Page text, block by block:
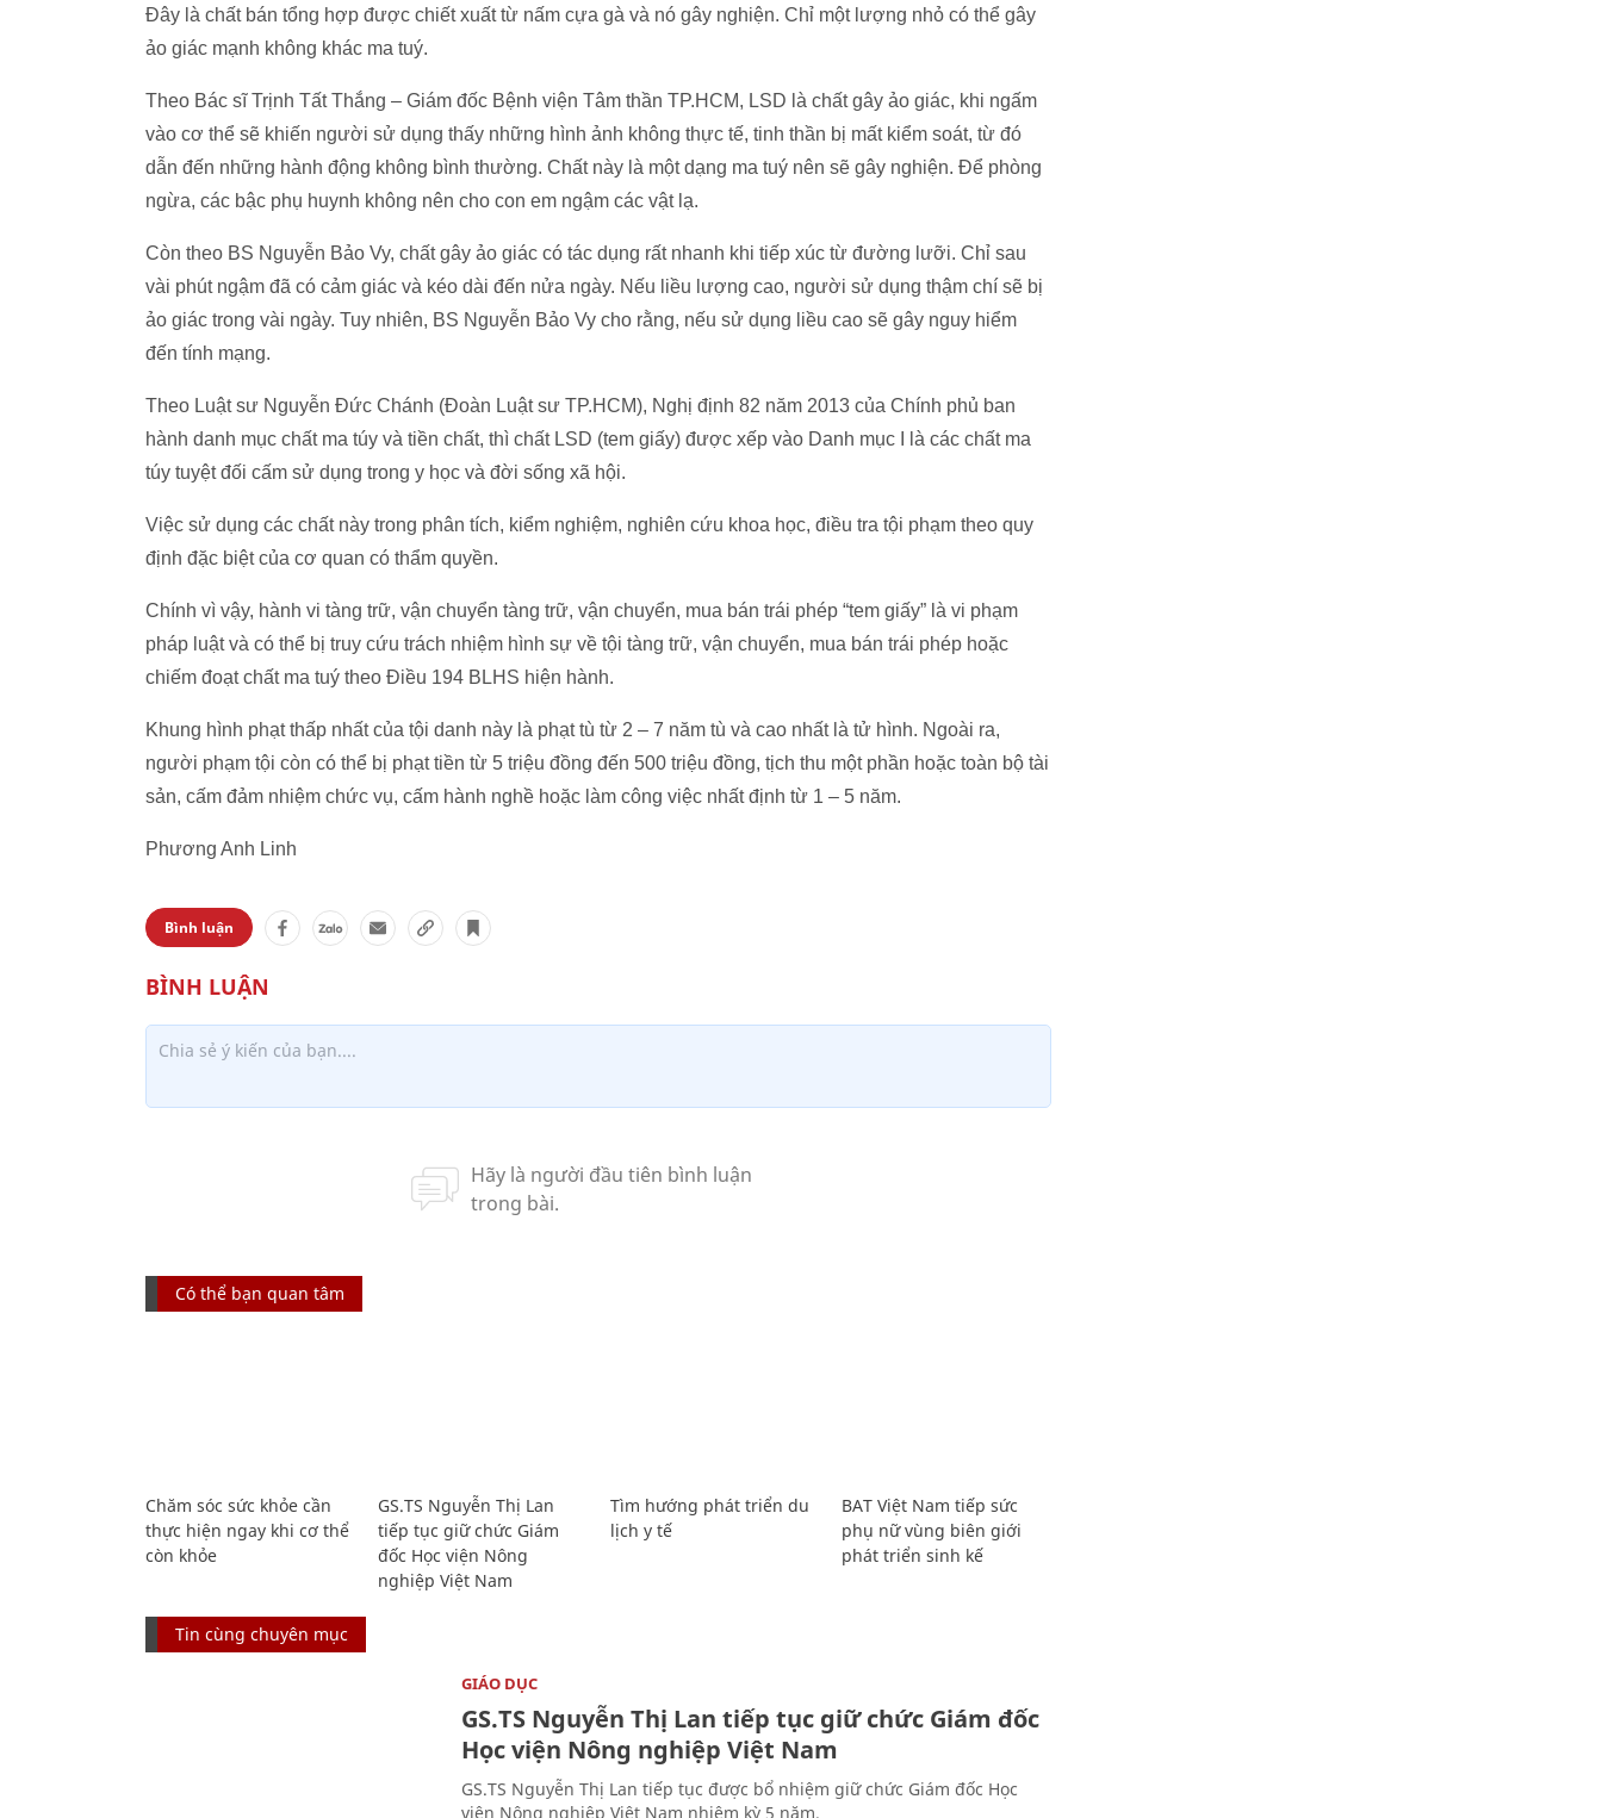
Đây là chất bán tổng hợp được chiết xuất từ nấm cựa gà và nó gây nghiện. Chỉ một lượng nhỏ có thể gây
ảo giác mạnh không khác ma tuý.
Theo Bác sĩ Trịnh Tất Thắng – Giám đốc Bệnh viện Tâm thần TP.HCM, LSD là chất gây ảo giác, khi ngấm
vào cơ thể sẽ khiến người sử dụng thấy những hình ảnh không thực tế, tinh thần bị mất kiểm soát, từ đó
dẫn đến những hành động không bình thường. Chất này là một dạng ma tuý nên sẽ gây nghiện. Để phòng
ngừa, các bậc phụ huynh không nên cho con em ngậm các vật lạ.
Còn theo BS Nguyễn Bảo Vy, chất gây ảo giác có tác dụng rất nhanh khi tiếp xúc từ đường lưỡi. Chỉ sau
vài phút ngậm đã có cảm giác và kéo dài đến nửa ngày. Nếu liều lượng cao, người sử dụng thậm chí sẽ bị
ảo giác trong vài ngày. Tuy nhiên, BS Nguyễn Bảo Vy cho rằng, nếu sử dụng liều cao sẽ gây nguy hiểm
đến tính mạng.
Theo Luật sư Nguyễn Đức Chánh (Đoàn Luật sư TP.HCM), Nghị định 82 năm 2013 của Chính phủ ban
hành danh mục chất ma túy và tiền chất, thì chất LSD (tem giấy) được xếp vào Danh mục I là các chất ma
túy tuyệt đối cấm sử dụng trong y học và đời sống xã hội.
Việc sử dụng các chất này trong phân tích, kiểm nghiệm, nghiên cứu khoa học, điều tra tội phạm theo quy
định đặc biệt của cơ quan có thẩm quyền.
Chính vì vậy, hành vi tàng trữ, vận chuyển tàng trữ, vận chuyển, mua bán trái phép “tem giấy” là vi phạm
pháp luật và có thể bị truy cứu trách nhiệm hình sự về tội tàng trữ, vận chuyển, mua bán trái phép hoặc
chiếm đoạt chất ma tuý theo Điều 194 BLHS hiện hành.
Khung hình phạt thấp nhất của tội danh này là phạt tù từ 2 – 7 năm tù và cao nhất là tử hình. Ngoài ra,
người phạm tội còn có thể bị phạt tiền từ 5 triệu đồng đến 500 triệu đồng, tịch thu một phần hoặc toàn bộ tài
sản, cấm đảm nhiệm chức vụ, cấm hành nghề hoặc làm công việc nhất định từ 1 – 5 năm.
Phương Anh Linh
Bình luận
Có thể bạn quan tâm
Chăm sóc sức khỏe cần
thực hiện ngay khi cơ thể
còn khỏe
GS.TS Nguyễn Thị Lan
tiếp tục giữ chức Giám
đốc Học viện Nông
nghiệp Việt Nam
Tìm hướng phát triển du
lịch y tế
BAT Việt Nam tiếp sức
phụ nữ vùng biên giới
phát triển sinh kế
Tin cùng chuyên mục
GIÁO DỤC
GS.TS Nguyễn Thị Lan tiếp tục giữ chức Giám đốc
Học viện Nông nghiệp Việt Nam
GS.TS Nguyễn Thị Lan tiếp tục được bổ nhiệm giữ chức Giám đốc Học
viện Nông nghiệp Việt Nam nhiệm kỳ 5 năm.